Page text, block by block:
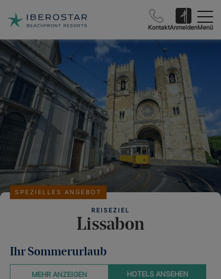
KontaktAnmeldenMenü
REISEZIEL
Lissabon
SPEZIELLES ANGEBOT
Ihr Sommerurlaub
HOTELS ANSEHEN
MEHR ANZEIGEN